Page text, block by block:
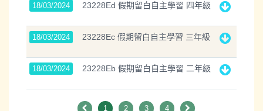
18/03/2024 23228Ed 假期留白自主學習 四年級
18/03/2024 23228Ec 假期留白自主學習 三年級
18/03/2024 23228Eb 假期留白自主學習 二年級
1 2 3 4